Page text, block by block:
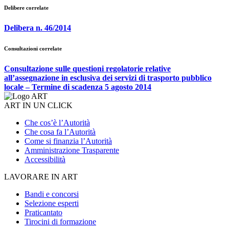
Delibere correlate
Delibera n. 46/2014
Consultazioni correlate
Consultazione sulle questioni regolatorie relative
all’assegnazione in esclusiva dei servizi di trasporto pubblico
locale – Termine di scadenza 5 agosto 2014
ART IN UN CLICK
Che cos’è l’Autorità
Che cosa fa l’Autorità
Come si finanzia l’Autorità
Amministrazione Trasparente
Accessibilità
LAVORARE IN ART
Bandi e concorsi
Selezione esperti
Praticantato
Tirocini di formazione